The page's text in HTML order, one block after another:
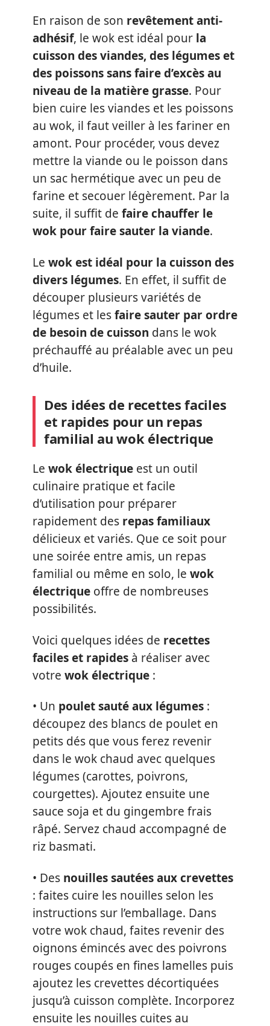
En raison de son revêtement anti-
adhésif, le wok est idéal pour la
cuisson des viandes, des légumes et
des poissons sans faire d’excès au
niveau de la matière grasse. Pour
bien cuire les viandes et les poissons
au wok, il faut veiller à les fariner en
amont. Pour procéder, vous devez
mettre la viande ou le poisson dans
un sac hermétique avec un peu de
farine et secouer légèrement. Par la
suite, il suffit de faire chauffer le
wok pour faire sauter la viande.
Le wok est idéal pour la cuisson des
divers légumes. En effet, il suffit de
découper plusieurs variétés de
légumes et lesfaire sauter par ordre
de besoin de cuisson dans le wok
préchauffé au préalable avec un peu
d’huile.
Des idées de recettes faciles
et rapides pour un repas
familial au wok électrique
Le wok électrique est un outil
culinaire pratique et facile
d’utilisation pour préparer
rapidement des repas familiaux
délicieux et variés. Que ce soit pour
une soirée entre amis, un repas
familial ou même en solo, le wok
électrique offre de nombreuses
possibilités.
Voici quelques idées de recettes
faciles et rapides à réaliser avec
votre wok électrique :
• Un poulet sauté aux légumes :
découpez des blancs de poulet en
petits dés que vous ferez revenir
dans le wok chaud avec quelques
légumes (carottes, poivrons,
courgettes). Ajoutez ensuite une
sauce soja et du gingembre frais
râpé. Servez chaud accompagné de
riz basmati.
• Des nouilles sautées aux crevettes
: faites cuire les nouilles selon les
instructions sur l’emballage. Dans
votre wok chaud, faites revenir des
oignons émincés avec des poivrons
rouges coupés en fines lamelles puis
ajoutez les crevettes décortiquées
jusqu’à cuisson complète. Incorporez
ensuite les nouilles cuites au